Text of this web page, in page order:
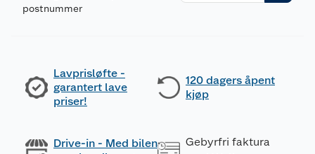
postnummer
Lavprisløfte -
garantert lave
priser!
120 dagers åpent
kjøp
Drive-in - Med bilen
Gebyrfri faktura